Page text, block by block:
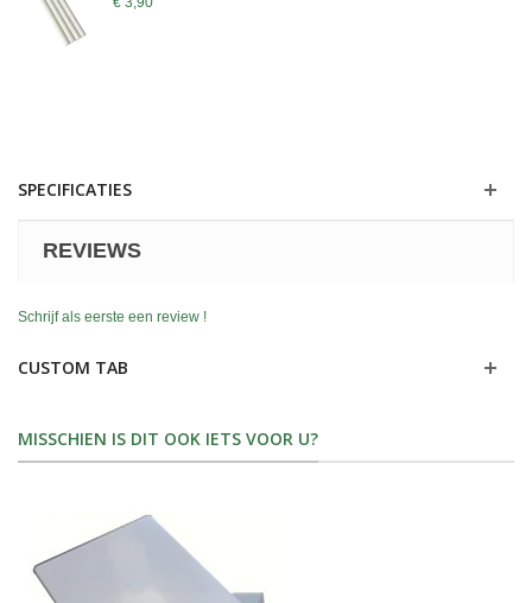
SPECIFICATIES
REVIEWS
Schrijf als eerste een review !
CUSTOM TAB
MISSCHIEN IS DIT OOK IETS VOOR U?